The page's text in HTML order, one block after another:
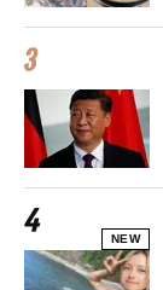
NEW